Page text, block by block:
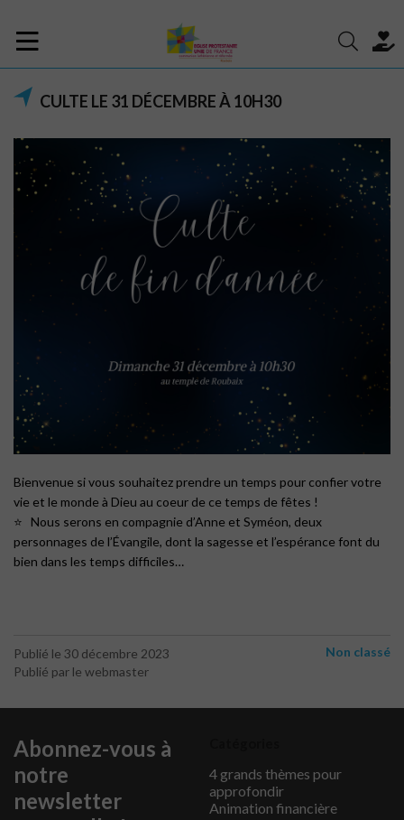
CULTE LE 31 DÉCEMBRE À 10H30
Bienvenue si vous souhaitez prendre un temps pour confier votre
vie et le monde à Dieu au coeur de ce temps de fêtes !
Nous serons en compagnie d’Anne et Syméon, deux
personnages de l’Évangile, dont la sagesse et l’espérance font du
bien dans les temps difficiles…
Publié le 30 décembre 2023
Publié par le webmaster
Non classé
Abonnez-vous à
notre
newsletter
4 grands thèmes pour
approfondir
Animation financière